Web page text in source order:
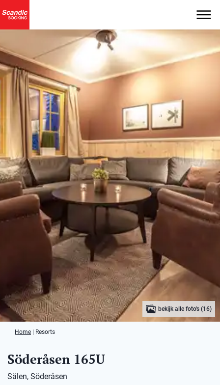
bekijk alle foto's (16)
Home Resorts
Söderåsen 165U
Sälen, Söderåsen